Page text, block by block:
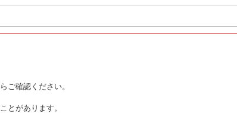
ご確認ください。
とがあります。